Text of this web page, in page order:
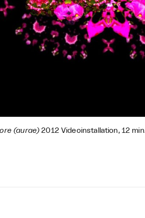
(aurae) 2012 Videoinstallation, 12